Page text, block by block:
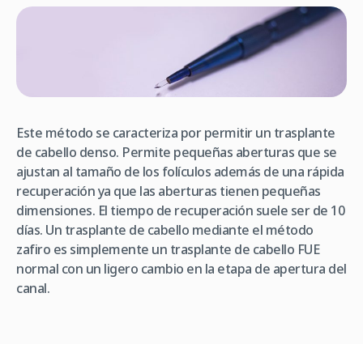
Este método se caracteriza por permitir un trasplante
de cabello denso. Permite pequeñas aberturas que se
ajustan al tamaño de los folículos además de una rápida
recuperación ya que las aberturas tienen pequeñas
dimensiones. El tiempo de recuperación suele ser de 10
días. Un trasplante de cabello mediante el método
zafiro es simplemente un trasplante de cabello FUE
normal con un ligero cambio en la etapa de apertura del
canal.